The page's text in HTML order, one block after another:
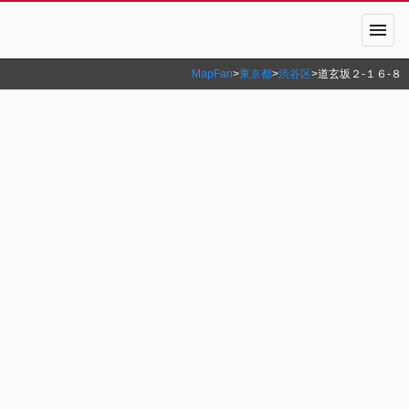
menu
MapFan>東京都>渋谷区>道玄坂２‐１６‐８